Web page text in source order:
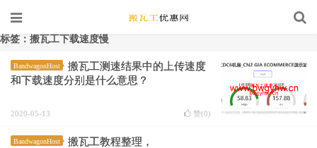
标签：搬瓦工下载速度慢
BandwagonHost
搬瓦工测速结果中的上传速度
和下载速度分别是什么意思？
2020-05-13 赞(0)
BandwagonHost
搬瓦工教程整理，